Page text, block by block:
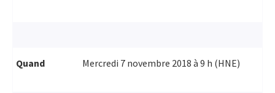
Quand Mercredi 7 novembre 2018 à 9 h (HNE)